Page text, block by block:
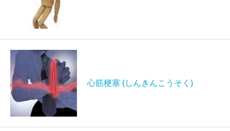
心筋梗塞 (しんきんこうそく)